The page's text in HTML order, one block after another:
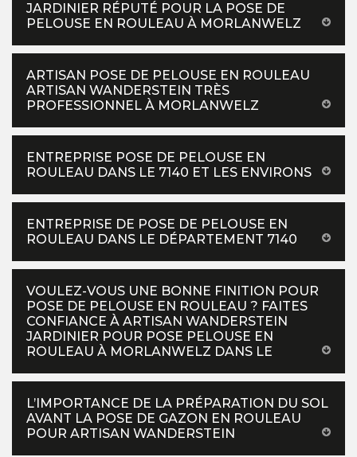
JARDINIER RÉPUTÉ POUR LA POSE DE
PELOUSE EN ROULEAU À MORLANWELZ
ARTISAN POSE DE PELOUSE EN ROULEAU
ARTISAN WANDERSTEIN TRÈS
PROFESSIONNEL À MORLANWELZ
ENTREPRISE POSE DE PELOUSE EN
ROULEAU DANS LE 7140 ET LES ENVIRONS
ENTREPRISE DE POSE DE PELOUSE EN
ROULEAU DANS LE DÉPARTEMENT 7140
VOULEZ-VOUS UNE BONNE FINITION POUR
POSE DE PELOUSE EN ROULEAU ? FAITES
CONFIANCE À ARTISAN WANDERSTEIN
JARDINIER POUR POSE PELOUSE EN
ROULEAU À MORLANWELZ DANS LE
L’IMPORTANCE DE LA PRÉPARATION DU SOL
AVANT LA POSE DE GAZON EN ROULEAU
POUR ARTISAN WANDERSTEIN